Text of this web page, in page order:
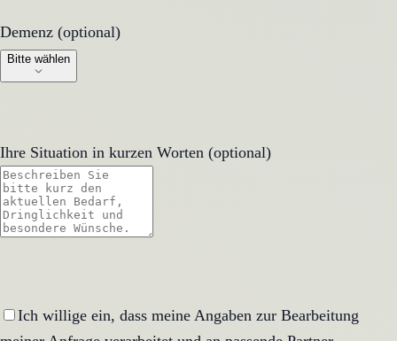
Demenz (optional)
Demenz (optional)
Bitte wählen
Ihre Situation in kurzen Worten (optional)
Ich willige ein, dass meine Angaben zur Bearbeitung